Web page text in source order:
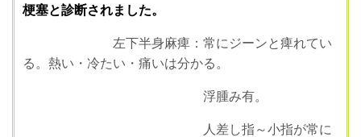
梗塞と診断されました。
左下半身麻痺：常にジーンと痺れてい
る。熱い・冷たい・痛いは分かる。
浮腫み有。
人差し指～小指が常に